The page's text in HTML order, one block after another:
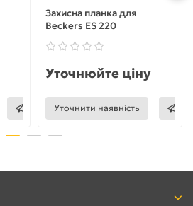
Захисна планка для
Beckers ES 220
Уточнюйте ціну
Уточнити наявність